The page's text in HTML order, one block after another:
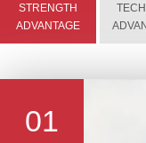
STRENGTH
ADVANTAGE
01